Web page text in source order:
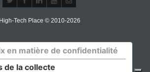
High-Tech Place © 2010-2026
de la collecte
en matière de confidentialité